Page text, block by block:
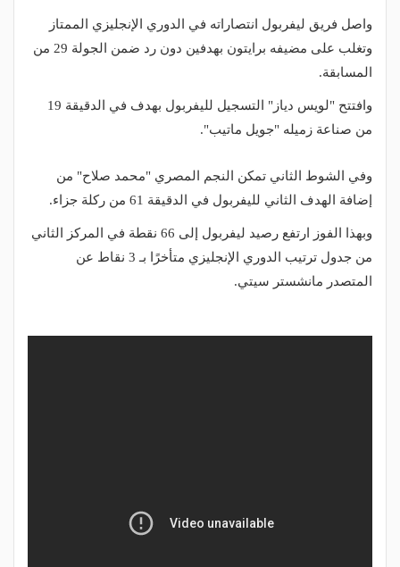
واصل فريق ليفربول انتصاراته في الدوري الإنجليزي الممتاز
وتغلب على مضيفه برايتون بهدفين دون رد ضمن الجولة 29 من
المسابقة.
وافتتح "لويس دياز" التسجيل لليفربول بهدف في الدقيقة 19
من صناعة زميله "جويل ماتيب".
وفي الشوط الثاني تمكن النجم المصري "محمد صلاح" من
إضافة الهدف الثاني لليفربول في الدقيقة 61 من ركلة جزاء.
وبهذا الفوز ارتفع رصيد ليفربول إلى 66 نقطة في المركز الثاني
من جدول ترتيب الدوري الإنجليزي متأخرًا بـ 3 نقاط عن
المتصدر مانشستر سيتي.